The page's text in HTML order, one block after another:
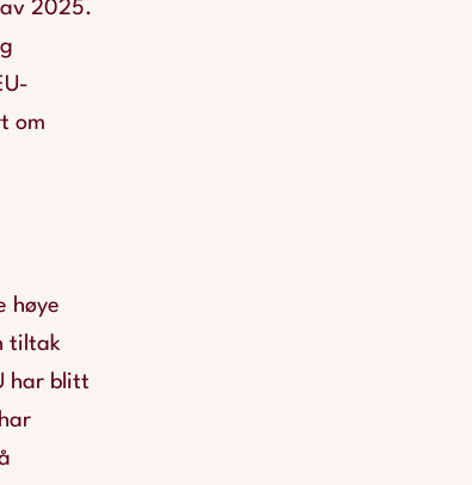
2025.
om
høye
tiltak
har blitt